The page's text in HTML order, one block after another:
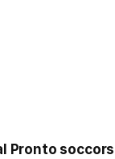
Pronto